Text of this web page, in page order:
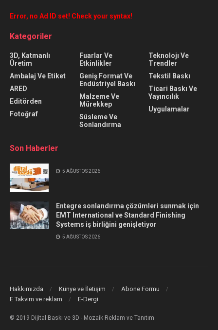
Error, no Ad ID set! Check your syntax!
Kategoriler
3D, Katmanlı
Üretim
Ambalaj Ve Etiket
ARED
Editörden
Fotoğraf
Fuarlar Ve
Etkinlikler
Geniş Format Ve
Endüstriyel Baskı
Malzeme Ve
Mürekkep
Süsleme Ve
Sonlandırma
Teknolojı Ve
Trendler
Tekstil Baskı
Ticari Baskı Ve
Yayıncılık
Uygulamalar
Son Haberler
5 AĞUSTOS 2026
Entegre sonlandırma çözümleri sunmak için
EMT International ve Standard Finishing
Systems iş birliğini genişletiyor
5 AĞUSTOS 2026
Hakkımızda Künye ve İletişim
Abone Formu
E Takvim ve reklam
E-Dergi
© 2019 Dijital Baskı ve 3D - Mozaik Reklam ve Tanıtım